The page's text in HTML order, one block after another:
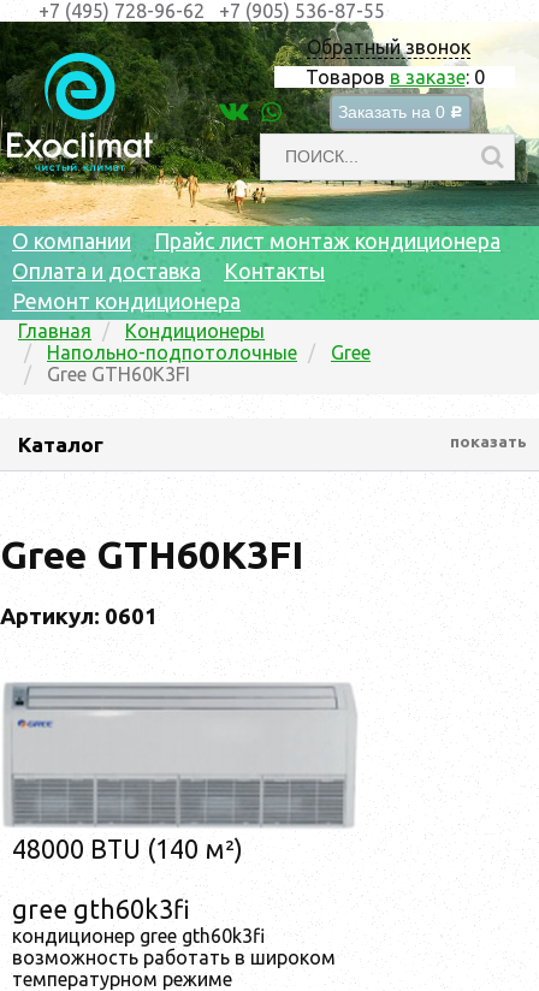
Обратный звонок
Товаров в заказе: 0
Заказать на 0 c
+7 (495) 728-96-62 +7 (905) 536-87-55
О компании
Прайс лист монтаж кондиционера
Оплата и доставка
Контакты
Ремонт кондиционера
Главная
Кондиционеры
Напольно-подпотолочные
Gree
Gree GTH60K3FI
Каталог показать
Gree GTH60K3FI
Артикул: 0601
48000 BTU (140 м²)
gree gth60k3fi
кондиционер gree gth60k3fi
возможность работать в широком
температурном режиме